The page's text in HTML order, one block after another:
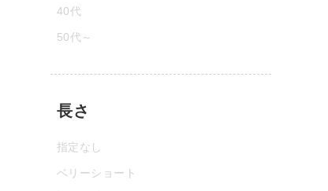
40代
50代～
長さ
指定なし
ベリーショート